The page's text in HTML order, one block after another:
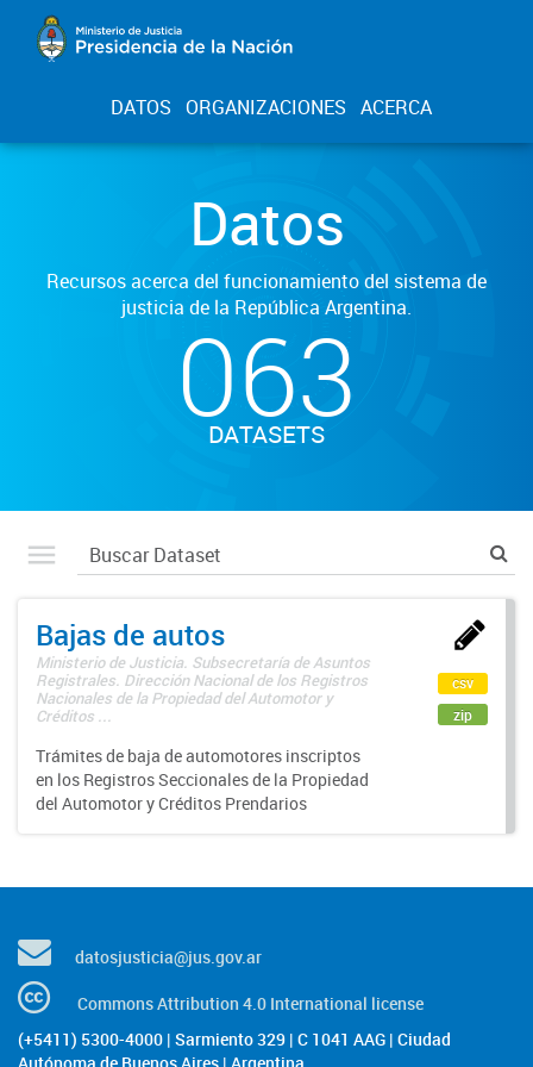
DATOS ORGANIZACIONES ACERCA
Datos
Recursos acerca del funcionamiento del sistema de
justicia de la República Argentina.
063
DATASETS
Bajas de autos
Ministerio de Justicia. Subsecretaría de Asuntos
Registrales. Dirección Nacional de los Registros
Nacionales de la Propiedad del Automotor y
Créditos ...
Trámites de baja de automotores inscriptos
en los Registros Seccionales de la Propiedad
del Automotor y Créditos Prendarios
csv
zip
datosjusticia@jus.gov.ar
Commons Attribution 4.0 International license
(+5411) 5300-4000 | Sarmiento 329 | C 1041 AAG | Ciudad